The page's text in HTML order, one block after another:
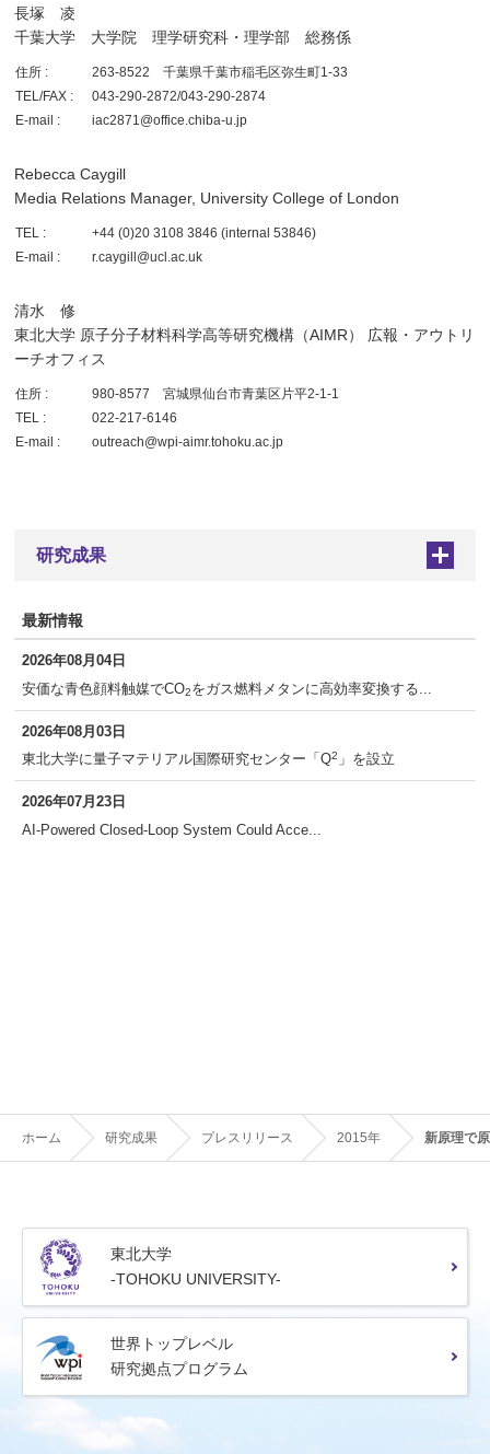
長塚 凌
千葉大学 大学院 理学研究科・理学部 総務係
住所 :
263-8522 千葉県千葉市稲毛区弥生町1-33
TEL/FAX :
043-290-2872/043-290-2874
E-mail :
iac2871@office.chiba-u.jp
Rebecca Caygill
Media Relations Manager, University College of London
TEL :
+44 (0)20 3108 3846 (internal 53846)
E-mail :
r.caygill@ucl.ac.uk
清水 修
東北大学 原子分子材料科学高等研究機構（AIMR） 広報・アウトリ
ーチオフィス
住所 :
980-8577 宮城県仙台市青葉区片平2-1-1
TEL :
022-217-6146
E-mail :
outreach@wpi-aimr.tohoku.ac.jp
研究成果 +
最新情報
2026年08月04日
安価な青色顔料触媒でCO2をガス燃料メタンに高効率変換する...
2026年08月03日
東北大学に量子マテリアル国際研究センター「Q2 」を設立
2026年07月23日
AI-Powered Closed-Loop System Could Acce...
ホーム 研究成果 プレスリリース 2015年 新原理で
東北大学
-TOHOKU UNIVERSITY-
世界トップレベル
研究拠点プログラム